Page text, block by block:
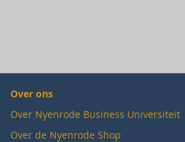
Over ons
Over Nyenrode Business Universiteit
Over de Nyenrode Shop